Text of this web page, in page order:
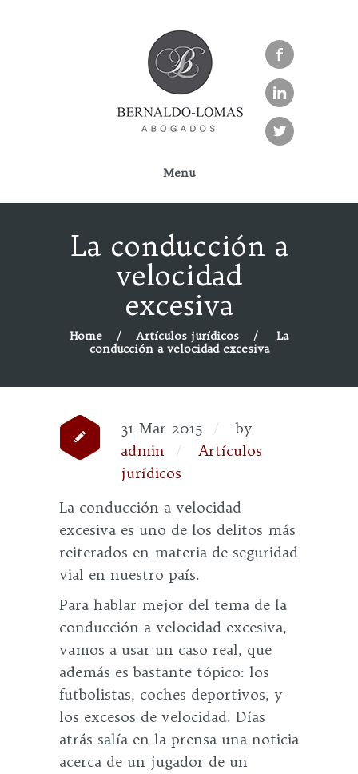



Menu
La conducción a
velocidad
excesiva
Home Artículos jurídicos
La
conducción a velocidad excesiva
31 Mar 2015
by
admin
Artículos
jurídicos
La conducción a velocidad
excesiva es uno de los delitos más
reiterados en materia de seguridad
vial en nuestro país.
Para hablar mejor del tema de la
conducción a velocidad excesiva,
vamos a usar un caso real, que
además es bastante tópico: los
futbolistas, coches deportivos, y
los excesos de velocidad. Días
atrás salía en la prensa una noticia
acerca de un jugador de un